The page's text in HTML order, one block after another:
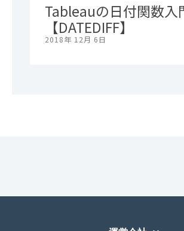
Tableauの日付関数入
【DATEDIFF】
2018年 12月 6日